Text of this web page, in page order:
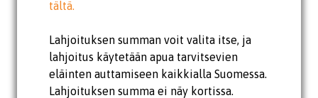
tältä.
Lahjoituksen summan voit valita itse, ja
lahjoitus käytetään apua tarvitsevien
eläinten auttamiseen kaikkialla Suomessa.
Lahjoituksen summa ei näy kortissa.